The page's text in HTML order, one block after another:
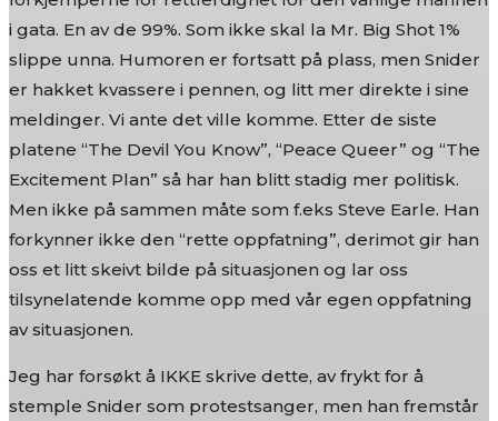
i gata. En av de 99%. Som ikke skal la Mr. Big Shot 1%
slippe unna. Humoren er fortsatt på plass, men Snider
er hakket kvassere i pennen, og litt mer direkte i sine
meldinger. Vi ante det ville komme. Etter de siste
platene “The Devil You Know”, “Peace Queer” og “The
Excitement Plan” så har han blitt stadig mer politisk.
Men ikke på sammen måte som f.eks Steve Earle. Han
forkynner ikke den “rette oppfatning”, derimot gir han
oss et litt skeivt bilde på situasjonen og lar oss
tilsynelatende komme opp med vår egen oppfatning
av situasjonen.
Jeg har forsøkt å IKKE skrive dette, av frykt for å
stemple Snider som protestsanger, men han fremstår